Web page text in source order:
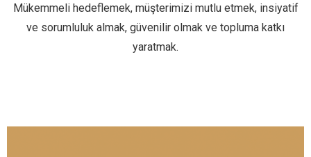
Mükemmeli hedeflemek, müşterimizi mutlu etmek, insiyatif
ve sorumluluk almak, güvenilir olmak ve topluma katkı
yaratmak.